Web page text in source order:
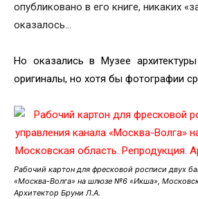
опубликовано в его книге, никаких
оказалось…
Но оказались в Музее
оригиналы, но хотя бы фотографии
Рабочий картон для фресковой росписи двух
«Москва-Волга» на шлюзе №6 «Икша»,
Архитектор Бруни Л.А.